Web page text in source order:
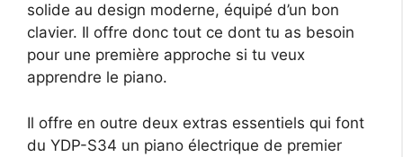
solide au design moderne, équipé d’un bon
clavier. Il offre donc tout ce dont tu as besoin
pour une première approche si tu veux
apprendre le piano.
Il offre en outre deux extras essentiels qui font
du YDP-S34 un piano électrique de premier